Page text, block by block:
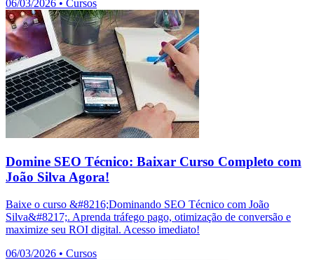
06/03/2026 • Cursos
Domine SEO Técnico: Baixar Curso Completo com
João Silva Agora!
Baixe o curso &#8216;Dominando SEO Técnico com João
Silva&#8217;. Aprenda tráfego pago, otimização de conversão e
maximize seu ROI digital. Acesso imediato!
06/03/2026 • Cursos